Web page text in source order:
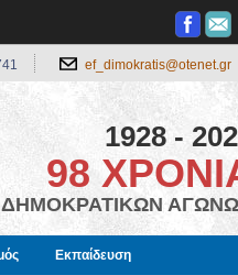
ef_dimokratis@otenet.gr
1928 -
98
ΔΗΜΟΚΡΑΤΙΚΩΝ
Εκπαίδευση